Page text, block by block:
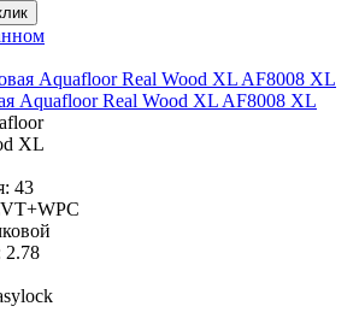
Aquafloor Real Wood XL AF8008 XL
XL
43
2.78